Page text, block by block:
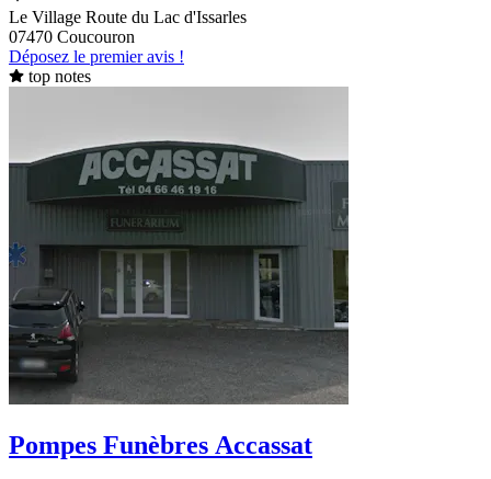
Le Village Route du Lac d'Issarles
07470 Coucouron
Déposez le premier avis !
top notes
Pompes Funèbres Accassat